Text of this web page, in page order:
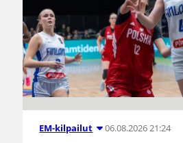
EM-kilpailut 06.08.2026 21:24